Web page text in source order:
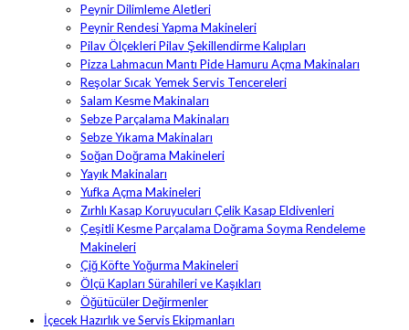
Peynir Dilimleme Aletleri
Peynir Rendesi Yapma Makineleri
Pilav Ölçekleri Pilav Şekillendirme Kalıpları
Pizza Lahmacun Mantı Pide Hamuru Açma Makinaları
Reşolar Sıcak Yemek Servis Tencereleri
Salam Kesme Makinaları
Sebze Parçalama Makinaları
Sebze Yıkama Makinaları
Soğan Doğrama Makineleri
Yayık Makinaları
Yufka Açma Makineleri
Zırhlı Kasap Koruyucuları Çelik Kasap Eldivenleri
Çeşitli Kesme Parçalama Doğrama Soyma Rendeleme
Makineleri
Çiğ Köfte Yoğurma Makineleri
Ölçü Kapları Sürahileri ve Kaşıkları
Öğütücüler Değirmenler
İçecek Hazırlık ve Servis Ekipmanları